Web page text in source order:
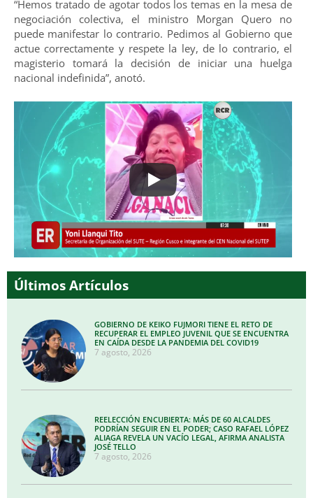
“Hemos tratado de agotar todos los temas en la mesa de
negociación colectiva, el ministro Morgan Quero no
puede manifestar lo contrario. Pedimos al Gobierno que
actue correctamente y respete la ley, de lo contrario, el
magisterio tomará la decisión de iniciar una huelga
nacional indefinida”, anotó.
Últimos Artículos
GOBIERNO DE KEIKO FUJMORI TIENE EL RETO DE
RECUPERAR EL EMPLEO JUVENIL QUE SE ENCUENTRA
EN CAÍDA DESDE LA PANDEMIA DEL COVID19
7 agosto, 2026
REELECCIÓN ENCUBIERTA: MÁS DE 60 ALCALDES
PODRÍAN SEGUIR EN EL PODER; CASO RAFAEL LÓPEZ
ALIAGA REVELA UN VACÍO LEGAL, AFIRMA ANALISTA
JOSÉ TELLO
7 agosto, 2026